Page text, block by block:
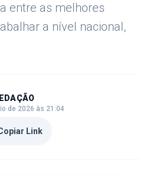
entre as melhores
a nível nacional,
de 2026 às 21:04
Link